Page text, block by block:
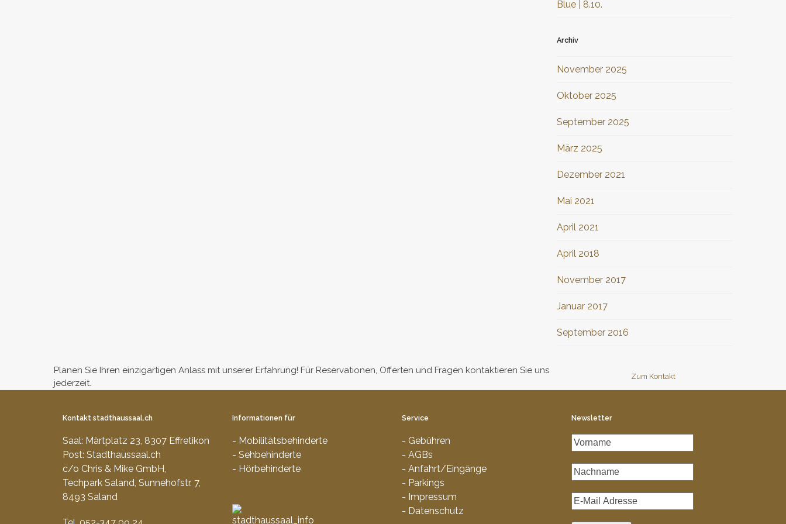
Blue | 8.10.
Archiv
November 2025
Oktober 2025
September 2025
März 2025
Dezember 2021
Mai 2021
April 2021
April 2018
November 2017
Januar 2017
September 2016
Planen Sie Ihren einzigartigen Anlass mit unserer Erfahrung! Für Reservationen, Offerten und Fragen kontaktieren Sie uns
jederzeit.
Zum Kontakt
Kontakt stadthaussaal.ch
Saal: Märtplatz 23, 8307 Effretikon
Post: Stadthaussaal.ch
c/o Chris & Mike GmbH,
Techpark Saland, Sunnehofstr. 7,
8493 Saland
Informationen für
- Mobilitätsbehinderte
- Sehbehinderte
- Hörbehinderte
Service
- Gebühren
- AGBs
- Anfahrt/Eingänge
- Parkings
- Impressum
- Datenschutz
Newsletter